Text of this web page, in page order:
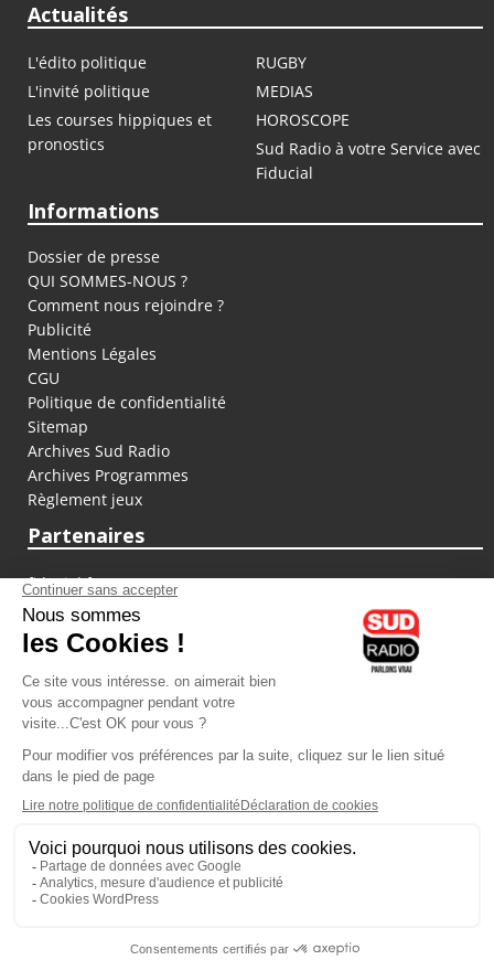
Actualités
L'édito politique
RUGBY
L'invité politique
MEDIAS
Les courses hippiques et
pronostics
HOROSCOPE
Sud Radio à votre Service avec
Fiducial
Informations
Dossier de presse
QUI SOMMES-NOUS ?
Comment nous rejoindre ?
Publicité
Mentions Légales
CGU
Politique de confidentialité
Sitemap
Archives Sud Radio
Archives Programmes
Règlement jeux
Partenaires
fiducial.fr
lyoncapitale.fr
olympique-et-lyonnais.com
L'application Iphone / Android
Téléchargez l'application
Les cookies
Gestion des cookies
Crédit photos : ©Sud Radio / Pierre Olivier